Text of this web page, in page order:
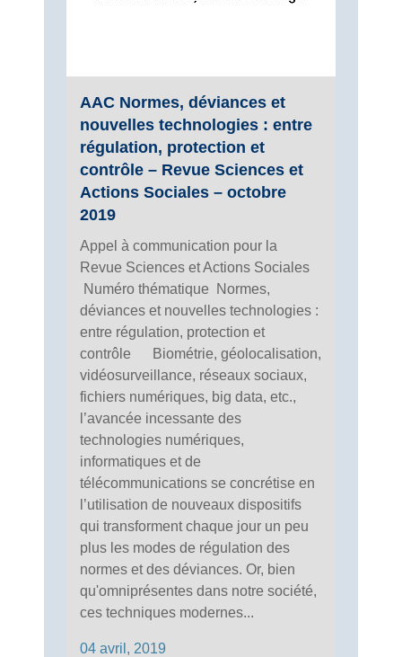
AAC Normes, déviances et
nouvelles technologies : entre
régulation, protection et
contrôle – Revue Sciences et
Actions Sociales – octobre
2019
Appel à communication pour la
Revue Sciences et Actions Sociales
Numéro thématique Normes,
déviances et nouvelles technologies :
entre régulation, protection et
contrôle Biométrie, géolocalisation,
vidéosurveillance, réseaux sociaux,
fichiers numériques, big data, etc.,
l’avancée incessante des
technologies numériques,
informatiques et de
télécommunications se concrétise en
l’utilisation de nouveaux dispositifs
qui transforment chaque jour un peu
plus les modes de régulation des
normes et des déviances. Or, bien
qu'omniprésentes dans notre société,
ces techniques modernes...
04 avril, 2019